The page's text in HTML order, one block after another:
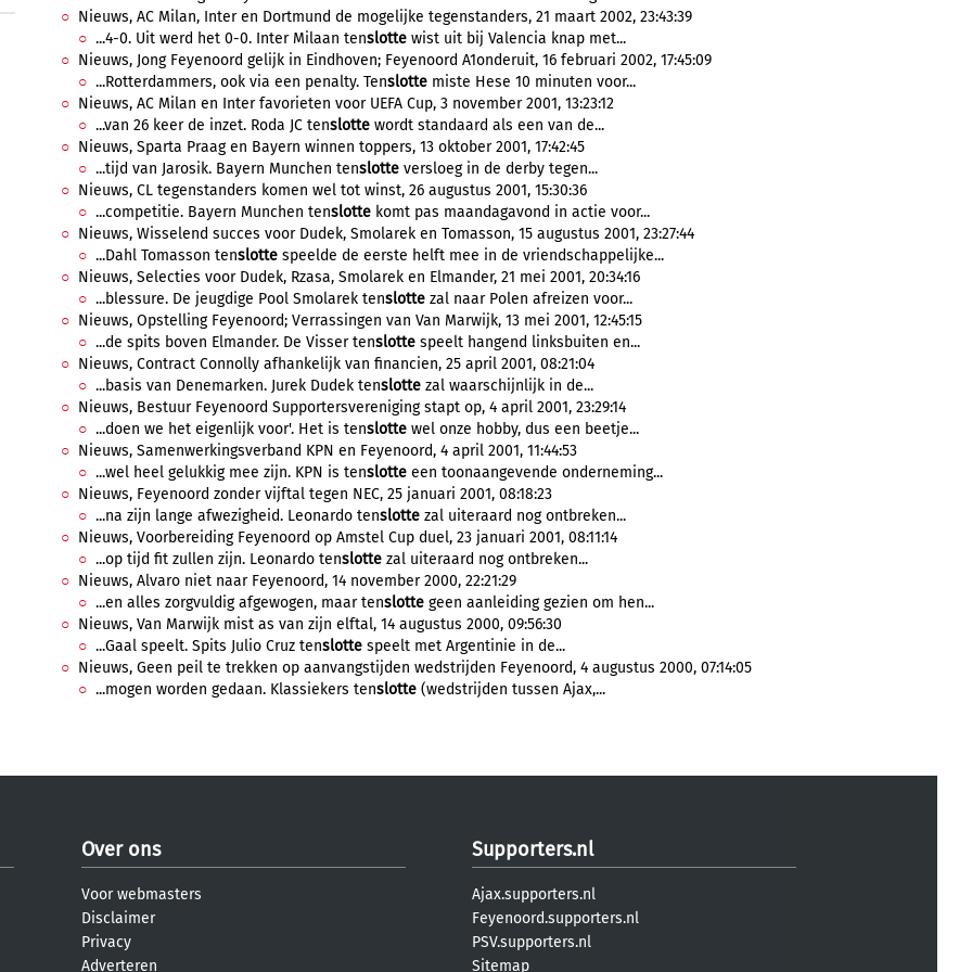
Nieuws, AC Milan, Inter en Dortmund de mogelijke tegenstanders, 21 maart 2002, 23:43:39
...4-0. Uit werd het 0-0. Inter Milaan tenslotte wist uit bij Valencia knap met...
Nieuws, Jong Feyenoord gelijk in Eindhoven; Feyenoord A1onderuit, 16 februari 2002, 17:45:09
...Rotterdammers, ook via een penalty. Tenslotte miste Hese 10 minuten voor...
Nieuws, AC Milan en Inter favorieten voor UEFA Cup, 3 november 2001, 13:23:12
...van 26 keer de inzet. Roda JC tenslotte wordt standaard als een van de...
Nieuws, Sparta Praag en Bayern winnen toppers, 13 oktober 2001, 17:42:45
...tijd van Jarosik. Bayern Munchen tenslotte versloeg in de derby tegen...
Nieuws, CL tegenstanders komen wel tot winst, 26 augustus 2001, 15:30:36
...competitie. Bayern Munchen tenslotte komt pas maandagavond in actie voor...
Nieuws, Wisselend succes voor Dudek, Smolarek en Tomasson, 15 augustus 2001, 23:27:44
...Dahl Tomasson tenslotte speelde de eerste helft mee in de vriendschappelijke...
Nieuws, Selecties voor Dudek, Rzasa, Smolarek en Elmander, 21 mei 2001, 20:34:16
...blessure. De jeugdige Pool Smolarek tenslotte zal naar Polen afreizen voor...
Nieuws, Opstelling Feyenoord; Verrassingen van Van Marwijk, 13 mei 2001, 12:45:15
...de spits boven Elmander. De Visser tenslotte speelt hangend linksbuiten en...
Nieuws, Contract Connolly afhankelijk van financien, 25 april 2001, 08:21:04
...basis van Denemarken. Jurek Dudek tenslotte zal waarschijnlijk in de...
Nieuws, Bestuur Feyenoord Supportersvereniging stapt op, 4 april 2001, 23:29:14
...doen we het eigenlijk voor'. Het is tenslotte wel onze hobby, dus een beetje...
Nieuws, Samenwerkingsverband KPN en Feyenoord, 4 april 2001, 11:44:53
...wel heel gelukkig mee zijn. KPN is tenslotte een toonaangevende onderneming...
Nieuws, Feyenoord zonder vijftal tegen NEC, 25 januari 2001, 08:18:23
...na zijn lange afwezigheid. Leonardo tenslotte zal uiteraard nog ontbreken...
Nieuws, Voorbereiding Feyenoord op Amstel Cup duel, 23 januari 2001, 08:11:14
...op tijd fit zullen zijn. Leonardo tenslotte zal uiteraard nog ontbreken...
Nieuws, Alvaro niet naar Feyenoord, 14 november 2000, 22:21:29
...en alles zorgvuldig afgewogen, maar tenslotte geen aanleiding gezien om hen...
Nieuws, Van Marwijk mist as van zijn elftal, 14 augustus 2000, 09:56:30
...Gaal speelt. Spits Julio Cruz tenslotte speelt met Argentinie in de...
Nieuws, Geen peil te trekken op aanvangstijden wedstrijden Feyenoord, 4 augustus 2000, 07:14:05
...mogen worden gedaan. Klassiekers tenslotte (wedstrijden tussen Ajax,...
Over ons
Voor webmasters
Disclaimer
Privacy
Adverteren
Supporters.nl
Ajax.supporters.nl
Feyenoord.supporters.nl
PSV.supporters.nl
Sitemap